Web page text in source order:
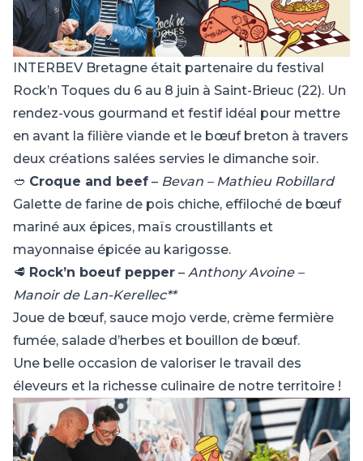
INTERBEV Bretagne était partenaire du festival
Rock’n Toques du 6 au 8 juin à Saint-Brieuc (22). Un
rendez-vous gourmand et festif idéal pour mettre
en avant la filière viande et le bœuf breton à travers
deux créations salées servies le dimanche soir.
🥙 Croque and beef – Bevan – Mathieu Robillard
Galette de farine de pois chiche, effiloché de bœuf
mariné aux épices, maïs croustillants et
mayonnaise épicée au karigosse.
🥩 Rock’n boeuf pepper – Anthony Avoine –
Manoir de Lan-Kerellec**
Joue de bœuf, sauce mojo verde, crème fermière
fumée, salade d’herbes et bouillon de bœuf.
Une belle occasion de valoriser le travail des
éleveurs et la richesse culinaire de notre territoire !